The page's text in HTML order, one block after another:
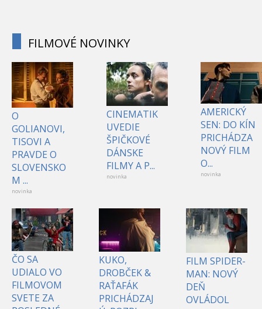
FILMOVÉ NOVINKY
O
GOLIANOVI,
TISOVI A
PRAVDE O
SLOVENSKO
M ...
novinka
CINEMATIK
UVEDIE
ŠPIČKOVÉ
DÁNSKE
FILMY A P...
novinka
AMERICKÝ
SEN: DO KÍN
PRICHÁDZA
NOVÝ FILM
O...
novinka
ČO SA
UDIALO VO
FILMOVOM
SVETE ZA
KUKO,
DROBČEK &
RAŤAFÁK
PRICHÁDZAJ
FILM SPIDER-
MAN: NOVÝ
DEŇ
OVLÁDOL